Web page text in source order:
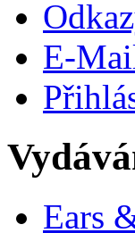
E-
Ears